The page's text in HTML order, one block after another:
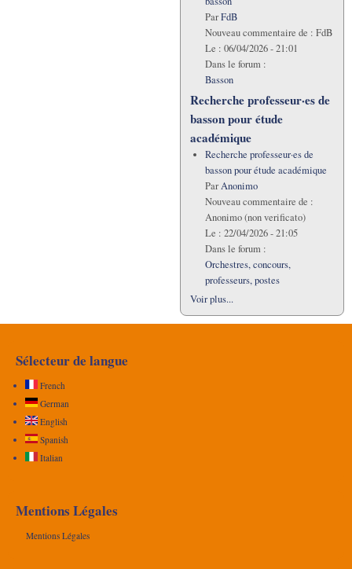
ParFdB
Nouveau commentaire de : FdB
Le : 06/04/2026 - 21:01
Dans le forum :
Basson
Recherche professeur·es de
basson pour étude
académique
Recherche professeur·es de
basson pour étude académique
ParAnonimo
Nouveau commentaire de :
Anonimo (non verificato)
Le : 22/04/2026 - 21:05
Dans le forum :
Orchestres, concours,
professeurs, postes
Voir plus...
Sélecteur de langue
French
German
English
Spanish
Italian
Mentions Légales
Mentions Légales